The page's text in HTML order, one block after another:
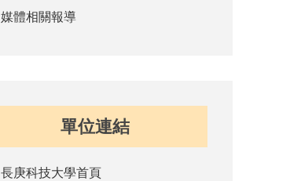
媒體相關報導
單位連結
長庚科技大學首頁